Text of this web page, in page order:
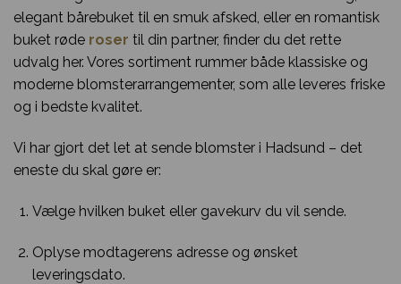
elegant bårebuket til en smuk afsked, eller en romantisk
buket røde roser til din partner, finder du det rette
udvalg her. Vores sortiment rummer både klassiske og
moderne blomsterarrangementer, som alle leveres friske
og i bedste kvalitet.
Vi har gjort det let at sende blomster i Hadsund – det
eneste du skal gøre er:
Vælge hvilken buket eller gavekurv du vil sende.
Oplyse modtagerens adresse og ønsket
leveringsdato.